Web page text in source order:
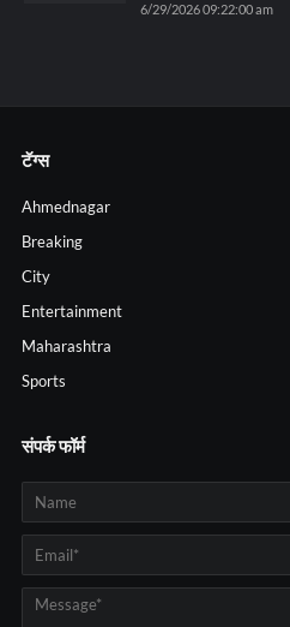
6/29/2026 09:22:00 am
टॅग्स
Ahmednagar
Breaking
City
Entertainment
Maharashtra
Sports
संपर्क फॉर्म